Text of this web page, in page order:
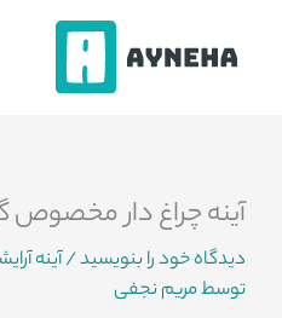
آینه چراغ دار
دیدگاه‌ خود را بنویسید/آینه
توسطمریم نجفی